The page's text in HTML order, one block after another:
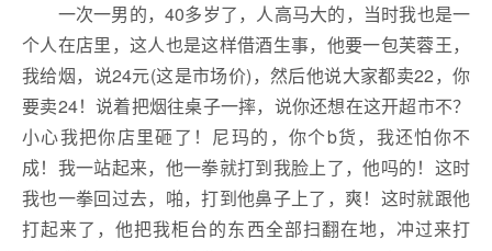
一次一男的，40多岁了，人高马大的，当时我也是一
个人在店里，这人也是这样借酒生事，他要一包芙蓉王，
我给烟，说24元(这是市场价)，然后他说大家都卖22，你
要卖24！说着把烟往桌子一摔，说你还想在这开超市不？
小心我把你店里砸了！尼玛的，你个b货，我还怕你不
成！我一站起来，他一拳就打到我脸上了，他吗的！这时
我也一拳回过去，啪，打到他鼻子上了，爽！这时就跟他
打起来了，他把我柜台的东西全部扫翻在地，冲过来打